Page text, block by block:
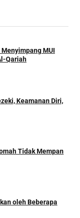
MUI
Qariah
Keamanan Diri,
Tidak Mempan
oleh Beberapa